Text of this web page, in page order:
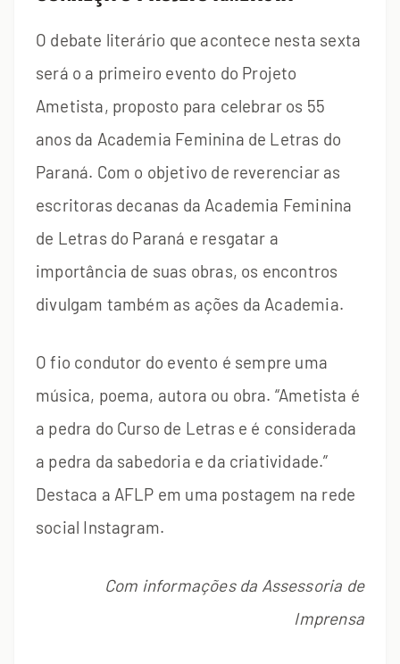
O debate literário que acontece nesta sexta
será o a primeiro evento do Projeto
Ametista, proposto para celebrar os 55
anos da Academia Feminina de Letras do
Paraná. Com o objetivo de reverenciar as
escritoras decanas da Academia Feminina
de Letras do Paraná e resgatar a
importância de suas obras, os encontros
divulgam também as ações da Academia.
O fio condutor do evento é sempre uma
música, poema, autora ou obra. “Ametista é
a pedra do Curso de Letras e é considerada
a pedra da sabedoria e da criatividade.”
Destaca a AFLP em uma postagem na rede
social Instagram.
Com informações da Assessoria de
Imprensa